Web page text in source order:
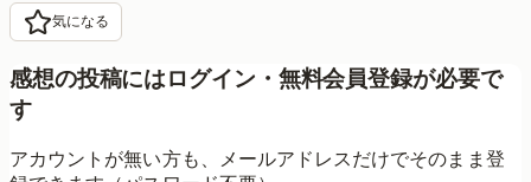
気になる
感想の投稿にはログイン・無料会員登録が必要で
す
アカウントが無い方も、メールアドレスだけでそのまま登